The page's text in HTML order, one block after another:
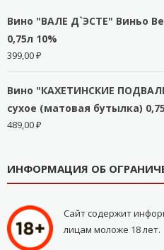
Вино "ВАЛЕ Д`ЭСТЕ" Виньо
0,75л 10%
399,00₽
Вино "КАХЕТИНСКИЕ
сухое (матовая бутылка)
489,00₽
ИНФОРМАЦИЯ ОБ
Сайт содержит
лицам моложе 18 лет.